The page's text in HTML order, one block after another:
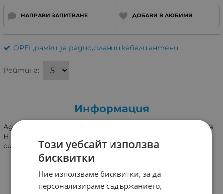
НАПРАВИ ЗАПИТВАНЕ ДОБАВИ В ЛЮБИМИ
OPEL,рамки за радио,фланци,кабели,антени
Рейтинг:
Информация
Адаптер за монтаж на мултимедия 2 DIN на Opel Astra
H 2004->2010,Corsa D 2006-2014,Opel Zafira B 2005+.Тъмно
сив цвят.
Характеристики
Този уебсайт използва
бисквитки
Ние използваме бисквитки, за да
персонализираме съдържанието,